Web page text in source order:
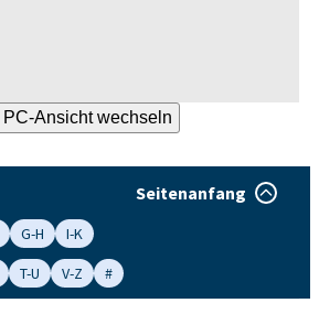
Seitenanfang
G-H
I-K
T-U V-Z #